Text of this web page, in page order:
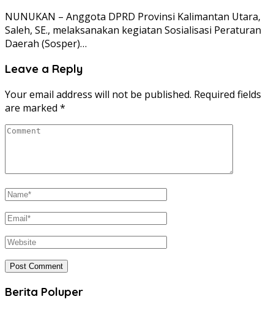
NUNUKAN – Anggota DPRD Provinsi Kalimantan Utara,
Saleh, SE., melaksanakan kegiatan Sosialisasi Peraturan
Daerah (Sosper)…
Leave a Reply
Your email address will not be published. Required fields
are marked *
Berita Poluper